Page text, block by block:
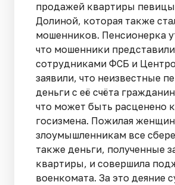
продажей квартиры
Долиной, которая также
мошенников. Пенсионерка
что мошенники
сотрудниками ФСБ и
заявили, что неизвестные
деньги с её счёта
что может быть расценено
госизмена. Пожилая
злоумышленникам все
также деньги, полученные
квартиры, и совершила
военкомата. За это деяние